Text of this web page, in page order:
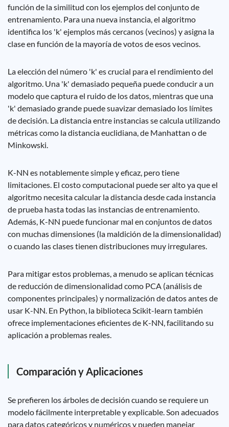
función de la similitud con los ejemplos del conjunto de
entrenamiento. Para una nueva instancia, el algoritmo
identifica los 'k' ejemplos más cercanos (vecinos) y asigna la
clase en función de la mayoría de votos de esos vecinos.
La elección del número 'k' es crucial para el rendimiento del
algoritmo. Una 'k' demasiado pequeña puede conducir a un
modelo que captura el ruido de los datos, mientras que una
'k' demasiado grande puede suavizar demasiado los límites
de decisión. La distancia entre instancias se calcula utilizando
métricas como la distancia euclidiana, de Manhattan o de
Minkowski.
K-NN es notablemente simple y eficaz, pero tiene
limitaciones. El costo computacional puede ser alto ya que el
algoritmo necesita calcular la distancia desde cada instancia
de prueba hasta todas las instancias de entrenamiento.
Además, K-NN puede funcionar mal en conjuntos de datos
con muchas dimensiones (la maldición de la dimensionalidad)
o cuando las clases tienen distribuciones muy irregulares.
Para mitigar estos problemas, a menudo se aplican técnicas
de reducción de dimensionalidad como PCA (análisis de
componentes principales) y normalización de datos antes de
usar K-NN. En Python, la biblioteca Scikit-learn también
ofrece implementaciones eficientes de K-NN, facilitando su
aplicación a problemas reales.
Comparación y Aplicaciones
Se prefieren los árboles de decisión cuando se requiere un
modelo fácilmente interpretable y explicable. Son adecuados
para datos categóricos y numéricos y pueden manejar